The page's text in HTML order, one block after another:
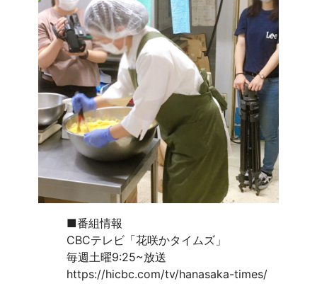
■番組情報
CBCテレビ「花咲かタイムズ」
毎週土曜9:25~放送
https://hicbc.com/tv/hanasaka-times/